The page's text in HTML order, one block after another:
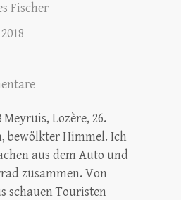
Fischer
Lozère, 26.
bewölkter Himmel. Ich
aus dem Auto und
zusammen. Von
schauen Touristen